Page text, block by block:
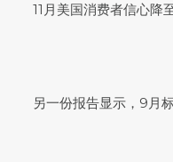
11月美国消费者信心降
另一份报告显示，9月